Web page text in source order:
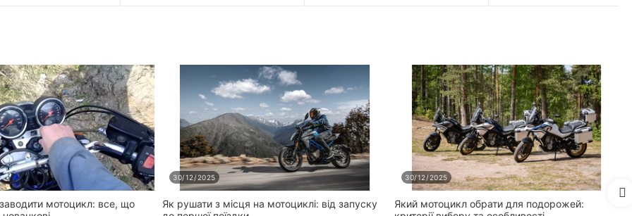
мотоцикл: все, що
30/12/2025
Як рушати з місця на мотоциклі: від запуску
30/12/2025
Який мотоцикл обрати для подорожей: